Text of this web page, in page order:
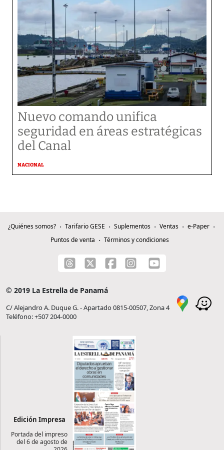
Nuevo comando unifica
seguridad en áreas estratégicas
del Canal
NACIONAL
¿Quiénes somos? Tarifario GESE Suplementos Ventas
e-Paper
Puntos de venta
Términos y condiciones
© 2019 La Estrella de Panamá
C/ Alejandro A. Duque G. - Apartado 0815-00507, Zona 4
Teléfono: +507 204-0000
Edición Impresa
Portada del impreso
del 6 de agosto de